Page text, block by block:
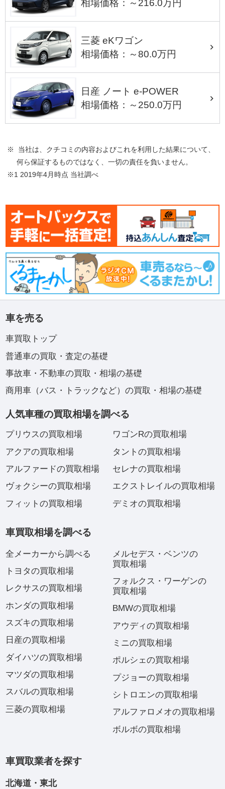
相場価格：～216.0万円
三菱 eKワゴン
相場価格：～80.0万円
日産 ノート e-POWER
相場価格：～250.0万円
※ 当社は、クチコミの内容およびこれを利用した結果について、
何ら保証するものではなく、一切の責任を負いません。
※1 2019年4月時点 当社調べ
車を売る
車買取トップ
普通車の買取・査定の基礎
事故車・不動車の買取・相場の基礎
商用車（バス・トラックなど）の買取・相場の基礎
人気車種の買取相場を調べる
プリウスの買取相場
アクアの買取相場
アルファードの買取相場
ヴォクシーの買取相場
フィットの買取相場
ワゴンRの買取相場
タントの買取相場
セレナの買取相場
エクストレイルの買取相場
デミオの買取相場
車買取相場を調べる
全メーカーから調べる
トヨタの買取相場
レクサスの買取相場
ホンダの買取相場
スズキの買取相場
日産の買取相場
ダイハツの買取相場
マツダの買取相場
スバルの買取相場
三菱の買取相場
メルセデス・ベンツの
買取相場
フォルクス・ワーゲンの
買取相場
BMWの買取相場
アウディの買取相場
ミニの買取相場
ポルシェの買取相場
プジョーの買取相場
シトロエンの買取相場
アルファロメオの買取相場
ボルボの買取相場
車買取業者を探す
北海道・東北